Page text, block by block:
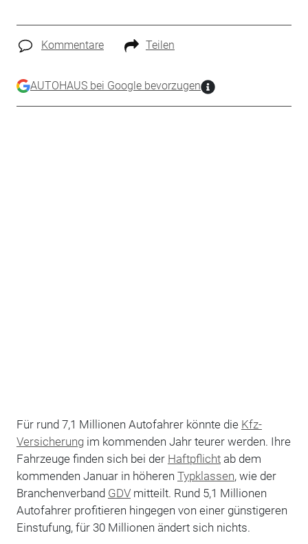
Kommentare Teilen
AUTOHAUS bei Google bevorzugen
Für rund 7,1 Millionen Autofahrer könnte die Kfz-
Versicherungim kommenden Jahr teurer werden. Ihre
Fahrzeuge finden sich bei der Haftpflichtab dem
kommenden Januar in höheren Typklassen, wie der
Branchenverband GDVmitteilt. Rund 5,1 Millionen
Autofahrer profitieren hingegen von einer günstigeren
Einstufung, für 30 Millionen ändert sich nichts.